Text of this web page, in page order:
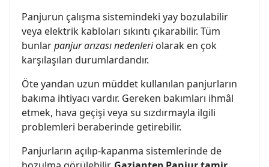
Panjurun çalışma sistemindeki yay bozulabilir
veya elektrik kabloları sıkıntı çıkarabilir. Tüm
bunlarpanjur arızası nedenleriolarak en çok
karşılaşılan durumlardandır.
Öte yandan uzun müddet kullanılan panjurların
bakıma ihtiyacı vardır. Gereken bakımları ihmâl
etmek, hava geçişi veya su sızdırmayla ilgili
problemleri beraberinde getirebilir.
Panjurların açılıp-kapanma sistemlerinde de